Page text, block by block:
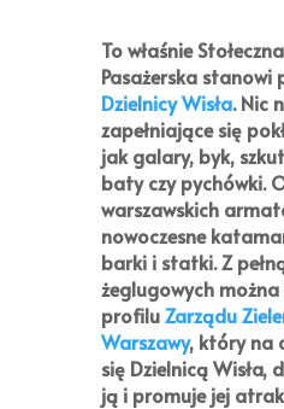
To właśnie
Pasażerska stanowi
Dzielnicy Wisła. Nic
zapełniające się
jak galary, byk,
baty czy pychówki.
warszawskich
nowoczesne
barki i statki. Z
żeglugowych
profiluZarządu
Warszawy, który na
się Dzielnicą Wisła,
ją i promuje jej